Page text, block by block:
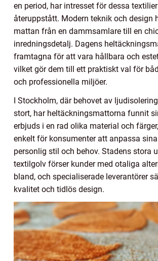
en period, har intresset för dessa
återuppstått. Modern teknik och design
mattan från en dammsamlare till en
inredningsdetalj. Dagens
framtagna för att vara hållbara och
vilket gör dem till ett praktiskt val för
och professionella miljöer.
I Stockholm, där behovet av
stort, har heltäckningsmattorna funnit
erbjuds i en rad olika material och
enkelt för konsumenter att anpassa
personlig stil och behov. Stadens stora
textilgolv förser kunder med otaliga
bland, och specialiserade leverantörer
kvalitet och tidlös design.